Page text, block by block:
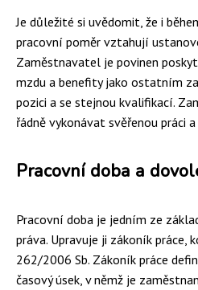
Je důležité si uvědomit, že i
pracovní poměr vztahují
Zaměstnavatel je povinen
mzdu a benefity jako ostatním
pozici a se stejnou kvalifikací.
řádně vykonávat svěřenou práci
Pracovní doba a
Pracovní doba je jedním ze
práva. Upravuje ji zákoník práce,
262/2006 Sb. Zákoník práce
časový úsek, v němž je